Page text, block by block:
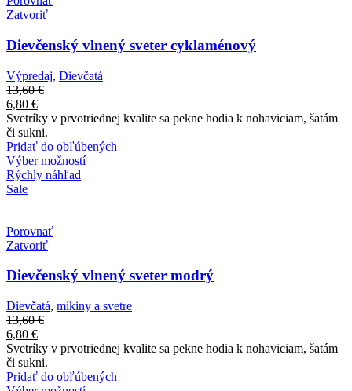
Zatvoriť
Dievčenský vlnený sveter cyklaménový
Výpredaj, Dievčatá
13,60€
6,80 €
Svetríky v prvotriednej kvalite sa pekne hodia k nohaviciam, šatám
či sukni.
Pridať do obľúbených
Výber možností
Rýchly náhľad
Sale
Porovnať
Zatvoriť
Dievčenský vlnený sveter modrý
Dievčatá, mikiny a svetre
13,60€
6,80 €
Svetríky v prvotriednej kvalite sa pekne hodia k nohaviciam, šatám
či sukni.
Pridať do obľúbených